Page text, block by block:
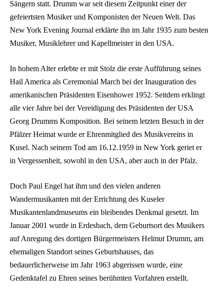
Sängern statt. Drumm war seit diesem Zeitpunkt einer der
gefeiertsten Musiker und Komponisten der Neuen Welt. Das
New York Evening Journal erklärte ihn im Jahr 1935 zum besten
Musiker, Musiklehrer und Kapellmeister in den USA.
In hohem Alter erlebte er mit Stolz die erste Aufführung seines
Hail America als Ceremonial March bei der Inauguration des
amerikanischen Präsidenten Eisenhower 1952. Seitdem erklingt
alle vier Jahre bei der Vereidigung des Präsidenten der USA
Georg Drumms Komposition. Bei seinem letzten Besuch in der
Pfälzer Heimat wurde er Ehrenmitglied des Musikvereins in
Kusel. Nach seinem Tod am 16.12.1959 in New York geriet er
in Vergessenheit, sowohl in den USA, aber auch in der Pfalz.
Doch Paul Engel hat ihm und den vielen anderen
Wandermusikanten mit der Errichtung des Kuseler
Musikantenlandmuseums ein bleibendes Denkmal gesetzt. Im
Januar 2001 wurde in Erdesbach, dem Geburtsort des Musikers
auf Anregung des dortigen Bürgermeisters Helmut Drumm, am
ehemaligen Standort seines Geburtshauses, das
bedauerlicherweise im Jahr 1963 abgerissen wurde, eine
Gedenktafel zu Ehren seines berühmten Vorfahren erstellt.